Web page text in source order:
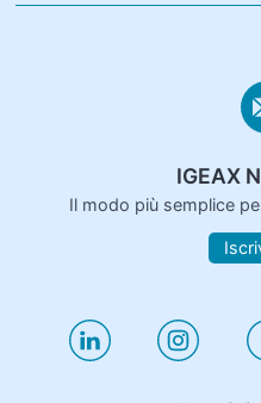
IGEAX
Il modo più semplice